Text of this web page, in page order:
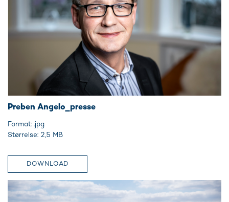
Preben Angelo_presse
Format: .jpg
Størrelse: 2,5 MB
DOWNLOAD